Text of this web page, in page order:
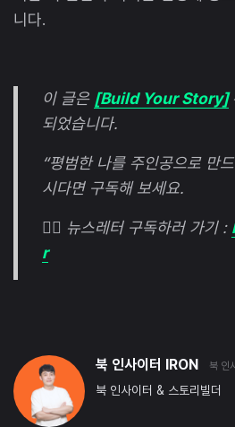
니다.
이 글은 [Build Your Story]
되었습니다.
“평범한 나를 주인공으로 만
시다면 구독해 보세요.
👉🏻 뉴스레터 구독하러 가기 :
r
북 인사이터 IRON 북 인
북 인사이터 & 스토리빌더